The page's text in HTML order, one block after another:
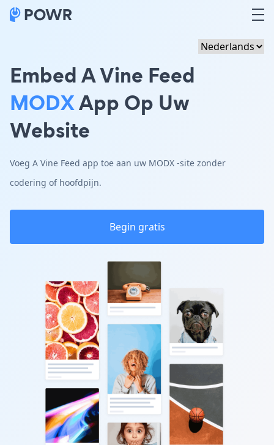
Embed A Vine Feed
MODXApp Op Uw
Website
Voeg A Vine Feed app toe aan uw MODX -site zonder
codering of hoofdpijn.
Begin gratis